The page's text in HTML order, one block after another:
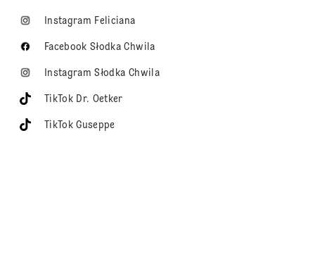
Instagram Feliciana
Facebook Słodka Chwila
Instagram Słodka Chwila
TikTok Dr. Oetker
TikTok Guseppe